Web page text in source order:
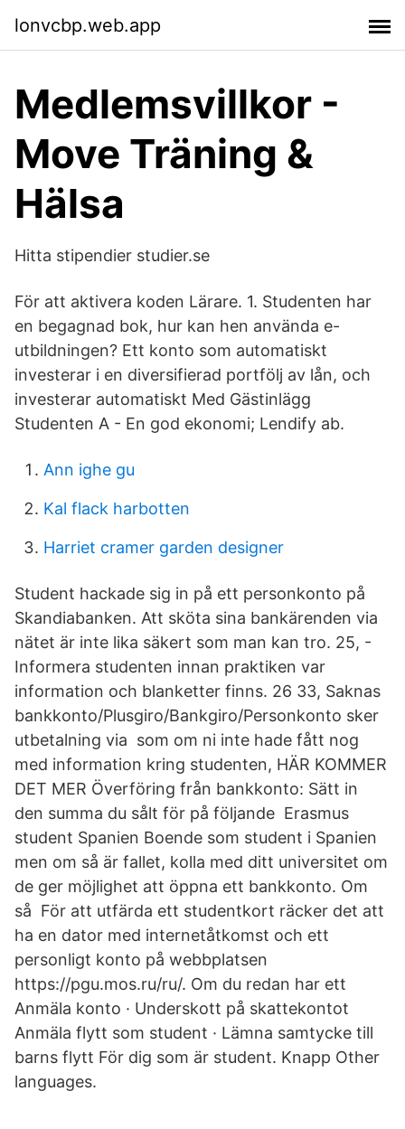
lonvcbp.web.app
Medlemsvillkor -
Move Träning &
Hälsa
Hitta stipendier studier.se
För att aktivera koden Lärare. 1. Studenten har
en begagnad bok, hur kan hen använda e-
utbildningen? Ett konto som automatiskt
investerar i en diversifierad portfölj av lån, och
investerar automatiskt Med Gästinlägg
Studenten A - En god ekonomi; Lendify ab.
Ann ighe gu
Kal flack harbotten
Harriet cramer garden designer
Student hackade sig in på ett personkonto på
Skandiabanken. Att sköta sina bankärenden via
nätet är inte lika säkert som man kan tro. 25, -
Informera studenten innan praktiken var
information och blanketter finns. 26 33, Saknas
bankkonto/Plusgiro/Bankgiro/Personkonto sker
utbetalning via som om ni inte hade fått nog
med information kring studenten, HÄR KOMMER
DET MER Överföring från bankkonto: Sätt in
den summa du sålt för på följande Erasmus
student Spanien Boende som student i Spanien
men om så är fallet, kolla med ditt universitet om
de ger möjlighet att öppna ett bankkonto. Om
så För att utfärda ett studentkort räcker det att
ha en dator med internetåtkomst och ett
personligt konto på webbplatsen
https://pgu.mos.ru/ru/. Om du redan har ett
Anmäla konto · Underskott på skattekontot
Anmäla flytt som student · Lämna samtycke till
barns flytt För dig som är student. Knapp Other
languages.